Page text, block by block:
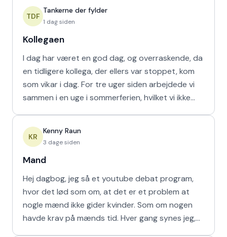
TDF
Tankerne der fylder
1 dag siden
Kollegaen
I dag har været en god dag, og overraskende, da
en tidligere kollega, der ellers var stoppet, kom
som vikar i dag. For tre uger siden arbejdede vi
sammen i en uge i sommerferien, hvilket vi ikke
KR
Kenny Raun
3 dage siden
Mand
Hej dagbog, jeg så et youtube debat program,
hvor det lød som om, at det er et problem at
nogle mænd ikke gider kvinder. Som om nogen
havde krav på mænds tid. Hver gang synes jeg,